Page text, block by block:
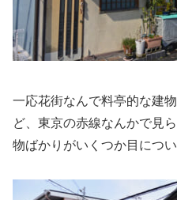
一応花街なんで料亭的な建
ど、東京の赤線なんかで見
物ばかりがいくつか目につい